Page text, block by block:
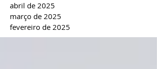
abril de 2025
março de 2025
fevereiro de 2025